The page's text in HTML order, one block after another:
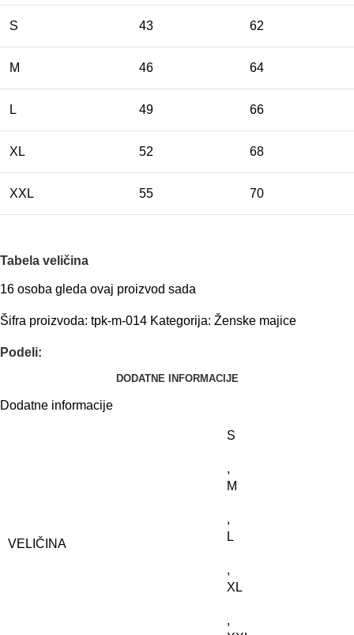
S 43 62
M 46 64
L 49 66
XL 52 68
XXL 55 70
Tabela veličina
16 osoba gleda ovaj proizvod sada
Šifra proizvoda: tpk-m-014 Kategorija: Ženske majice
Podeli:
DODATNE INFORMACIJE
Dodatne informacije
VELIČINA
S
,
M
,
L
,
XL
,